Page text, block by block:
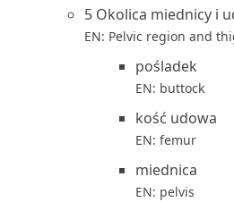
5 Okolica miednicy i
EN: Pelvic region and
pośladek
EN: buttock
kość udowa
EN: femur
miednica
EN: pelvis